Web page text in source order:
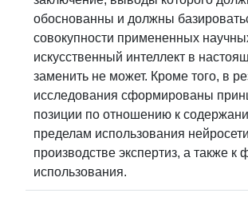
обоснованны и должны
совокупности примененных
искусственный интеллект в
заменить не может. Кроме того, в
исследования сформированы
позиции по отношению к
пределам использования
производстве экспертиз, а также к
использования.